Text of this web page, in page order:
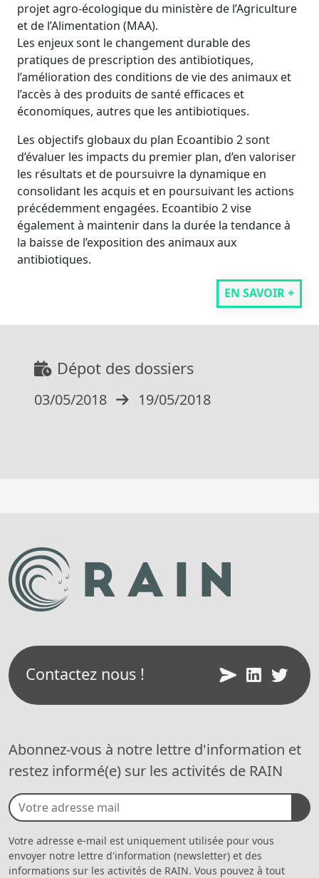
projet agro-écologique du ministère de l’Agriculture
et de l’Alimentation (MAA).
Les enjeux sont le changement durable des
pratiques de prescription des antibiotiques,
l’amélioration des conditions de vie des animaux et
l’accès à des produits de santé efficaces et
économiques, autres que les antibiotiques.
Les objectifs globaux du plan Ecoantibio 2 sont
d’évaluer les impacts du premier plan, d’en valoriser
les résultats et de poursuivre la dynamique en
consolidant les acquis et en poursuivant les actions
précédemment engagées. Ecoantibio 2 vise
également à maintenir dans la durée la tendance à
la baisse de l’exposition des animaux aux
antibiotiques.
EN SAVOIR +
Dépot des dossiers
03/05/2018 19/05/2018
Contactez nous !
Abonnez-vous à notre lettre d'information et
restez informé(e) sur les activités de RAIN
Votre adresse e-mail est uniquement utilisée pour vous
envoyer notre lettre d'information (newsletter) et des
informations sur les activités de RAIN. Vous pouvez à tout